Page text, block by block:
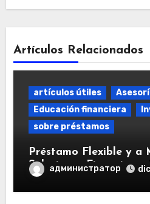
Artículos Relacionados
artículos útiles
Educación financiera
sobre préstamos
Préstamo Flexible y a
Soluciones Financieras
администратор